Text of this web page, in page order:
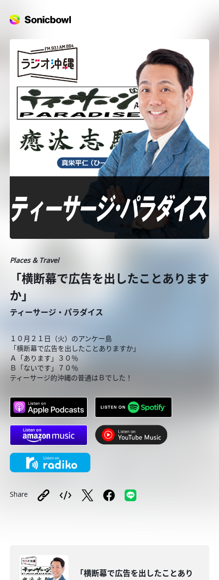
Places & Travel
「横断幕で広告を出したことあります
か」
ティーサージ・パラダイス
１０月２１日（火）のアンケー島
「横断幕で広告を出したことありますか」
Ａ「あります」３０％
Ｂ「ないです」７０％
ティーサージ的沖縄の普通はＢでした！
Share
「横断幕で広告を出したことあり